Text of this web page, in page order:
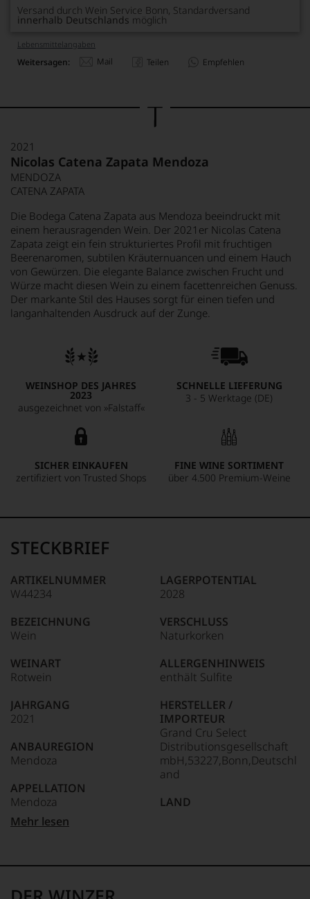
Versand durch Wein Service Bonn, Standardversand
innerhalb Deutschlands möglich
Lebensmittel­angaben
Weitersagen: Mail Teilen Empfehlen
2021
Nicolas Catena Zapata Mendoza
MENDOZA
CATENA ZAPATA
Die Bodega Catena Zapata aus Mendoza beeindruckt mit
einem herausragenden Wein. Der 2021er Nicolas Catena
Zapata zeigt ein fein strukturiertes Profil mit fruchtigen
Beerenaromen, subtilen Kräuternuancen und einem Hauch
von Gewürzen. Die elegante Balance zwischen Frucht und
Würze macht diesen Wein zu einem facettenreichen Genuss.
Der markante Stil des Hauses sorgt für einen tiefen und
langanhaltenden Ausdruck auf der Zunge.
WEINSHOP DES JAHRES
2023
ausgezeichnet von »Falstaff«
SCHNELLE LIEFERUNG
3 - 5 Werktage (DE)
SICHER EINKAUFEN
zertifiziert von Trusted Shops
FINE WINE SORTIMENT
über 4.500 Premium-Weine
STECKBRIEF
ARTIKELNUMMER
W44234
BEZEICHNUNG
Wein
WEINART
Rotwein
JAHRGANG
2021
ANBAUREGION
Mendoza
APPELLATION
Mendoza
REBSORTEN
Malbec
LAGERPOTENTIAL
2028
VERSCHLUSS
Naturkorken
ALLERGENHINWEIS
enthält Sulfite
HERSTELLER /
IMPORTEUR
Grand Cru Select
Distributionsgesellschaft
mbH,53227,Bonn,Deutschl
and
LAND
Mehr lesen